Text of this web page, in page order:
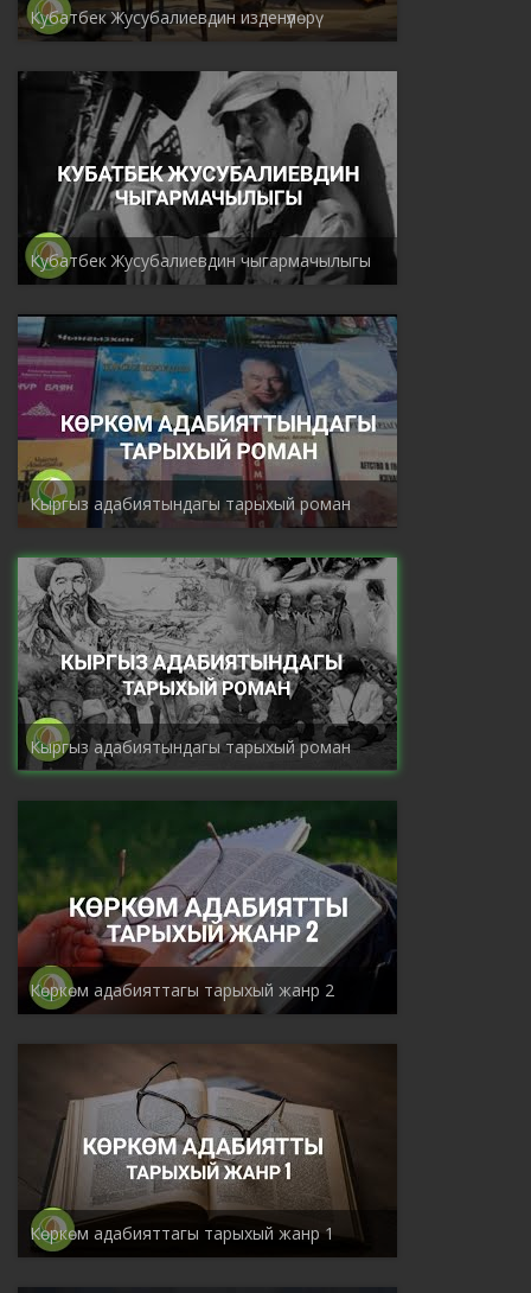
Кубатбек Жусубалиевдин изденүүлөрү
Кубатбек Жусубалиевдин чыгармачылыгы
Кыргыз адабиятындагы тарыхый роман
Кыргыз адабиятындагы тарыхый роман
Көркөм адабияттагы тарыхый жанр 2
Көркөм адабияттагы тарыхый жанр 1